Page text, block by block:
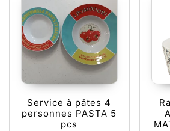
Service à pâtes 4
personnes PASTA 5
pcs